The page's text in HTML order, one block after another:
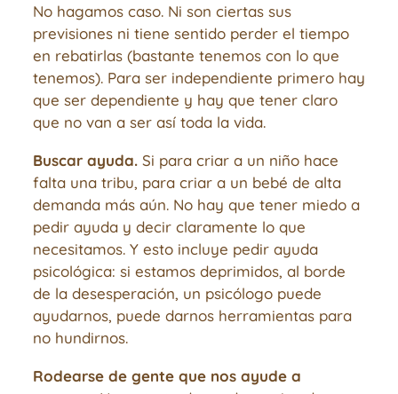
No hagamos caso. Ni son ciertas sus
previsiones ni tiene sentido perder el tiempo
en rebatirlas (bastante tenemos con lo que
tenemos). Para ser independiente primero hay
que ser dependiente y hay que tener claro
que no van a ser así toda la vida.
Buscar ayuda.Si para criar a un niño hace
falta una tribu, para criar a un bebé de alta
demanda más aún. No hay que tener miedo a
pedir ayuda y decir claramente lo que
necesitamos. Y esto incluye pedir ayuda
psicológica: si estamos deprimidos, al borde
de la desesperación, un psicólogo puede
ayudarnos, puede darnos herramientas para
no hundirnos.
Rodearse de gente que nos ayude a